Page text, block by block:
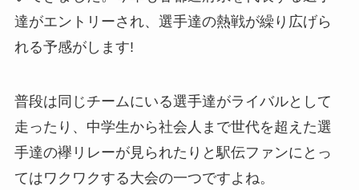
達がエントリーされ、選手達の熱戦が繰り広げら
れる予感がします!
普段は同じチームにいる選手達がライバルとして
走ったり、中学生から社会人まで世代を超えた選
手達の襷リレーが見られたりと駅伝ファンにとっ
てはワクワクする大会の一つですよね。